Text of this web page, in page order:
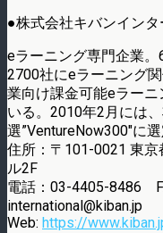
●株式会社キバンイン
eラーニング専門企業。
2700社にeラーニング
業向け課金可能eラーニ
いる。2010年2月には
選”VentureNow300″に
住所：〒101-0021 東
ル2F
電話：03-4405-8486
international@kiban.jp
Web: https://